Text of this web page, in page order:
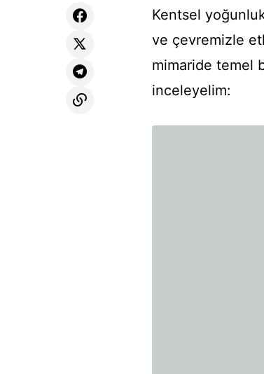
Kentsel
ve çevremizle
mimaride temel
inceleyelim: